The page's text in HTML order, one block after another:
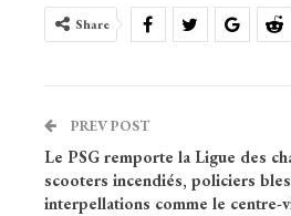
Share
PREV POST
Le PSG remporte la Ligue des
scooters incendiés, policiers
interpellations comme le centre-